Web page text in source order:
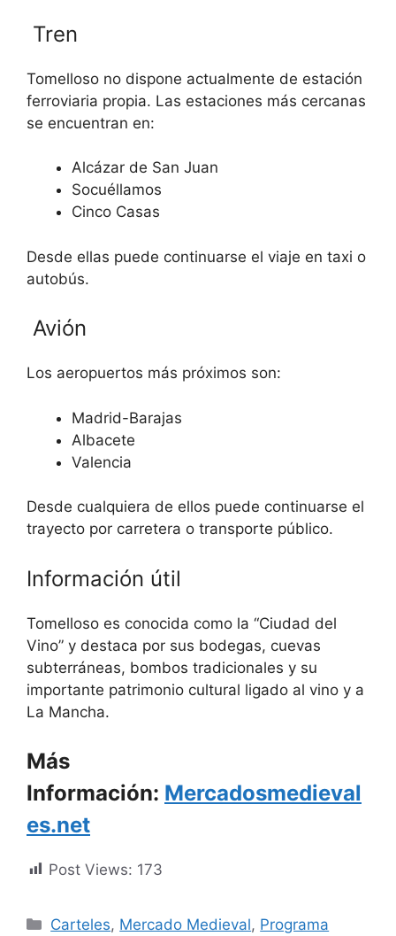
Tren
Tomelloso no dispone actualmente de estación
ferroviaria propia. Las estaciones más cercanas
se encuentran en:
Alcázar de San Juan
Socuéllamos
Cinco Casas
Desde ellas puede continuarse el viaje en taxi o
autobús.
Avión
Los aeropuertos más próximos son:
Madrid-Barajas
Albacete
Valencia
Desde cualquiera de ellos puede continuarse el
trayecto por carretera o transporte público.
Información útil
Tomelloso es conocida como la “Ciudad del
Vino” y destaca por sus bodegas, cuevas
subterráneas, bombos tradicionales y su
importante patrimonio cultural ligado al vino y a
La Mancha.
Más
Información: Mercadosmedieval
es.net
Post Views: 173
Categorías
Carteles, Mercado Medieval, Programa